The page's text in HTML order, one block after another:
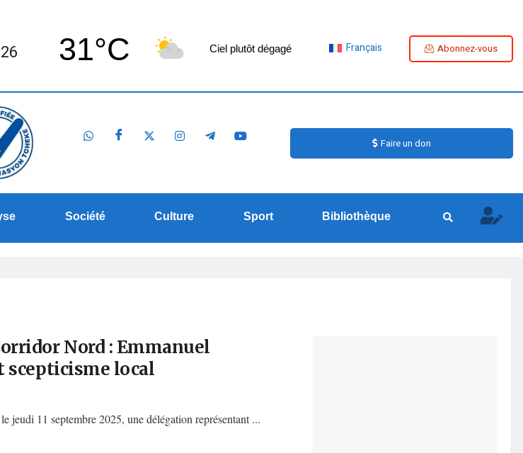
31°C Ciel plutôt dégagé Français Abonnez-vous
Faire un don
Société Culture Sport Bibliothèque
Nord : Emmanuel
scepticisme local
jeudi 11 septembre 2025, une délégation représentant ...